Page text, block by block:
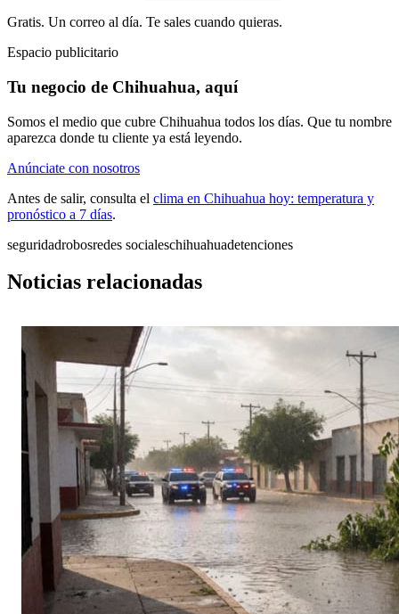
Gratis. Un correo al día. Te sales cuando quieras.
Espacio publicitario
Tu negocio de Chihuahua, aquí
Somos el medio que cubre Chihuahua todos los días. Que tu nombre
aparezca donde tu cliente ya está leyendo.
Anúnciate con nosotros
Antes de salir, consulta el clima en Chihuahua hoy: temperatura y
pronóstico a 7 días.
seguridadrobosredes socialeschihuahuadetenciones
Noticias relacionadas